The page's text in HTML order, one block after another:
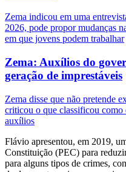
Zema indicou em uma
2026, pode propor mudanças
em que jovens podem trabalhar
Zema: Auxílios do
geração de imprestáveis
Zema disse que não pretende
criticou o que classificou como
auxílios
Flávio apresentou, em 2019,
Constituição (PEC) para
para alguns tipos de crimes,